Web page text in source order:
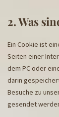
2. Was
Ein Cookie ist
Seiten einer
dem PC oder
darin
Besuche zu
gesendet